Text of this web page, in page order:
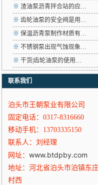
※ 渣油泵沥青拌合站的应…
※ 齿轮油泵的安全阀是用…
※ 保温沥青泵制作材质有…
※ 不锈钢泵出现气蚀现象…
※ 干货|齿轮油泵的使用…
联系我们
泊头市王朝泵业有限公司
固定电话：0317-8316660
移动手机：13703335150
联系人：刘经理
网址： www.btdpby.com
地址：河北省泊头市泊镇东
村西